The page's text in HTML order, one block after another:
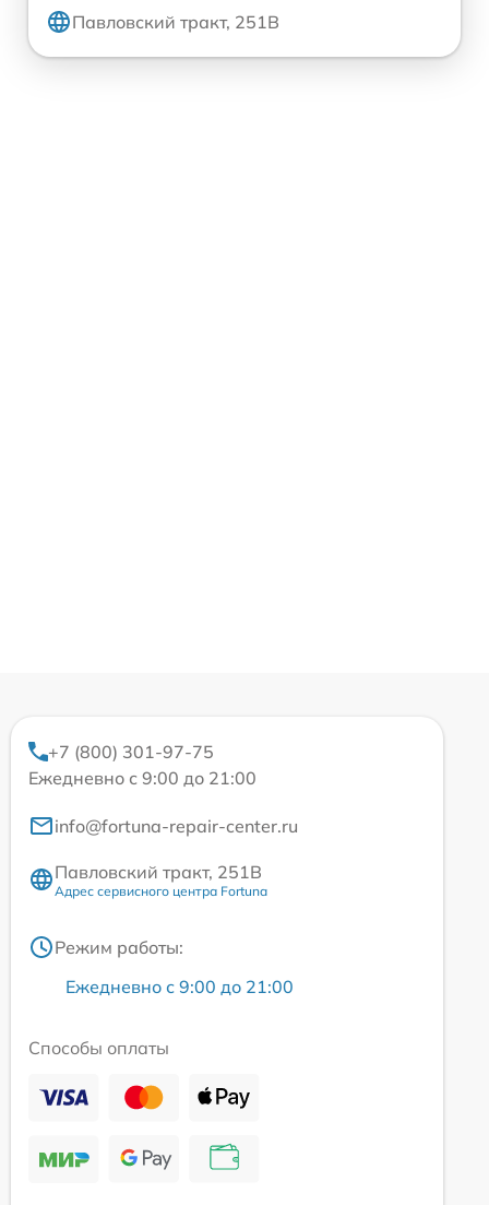
Павловский тракт, 251В
+7 (800) 301-97-75
Ежедневно с 9:00 до 21:00
info@fortuna-repair-center.ru
Павловский тракт, 251В
Адрес сервисного центра Fortuna
Режим работы:
Ежедневно с 9:00 до 21:00
Способы оплаты